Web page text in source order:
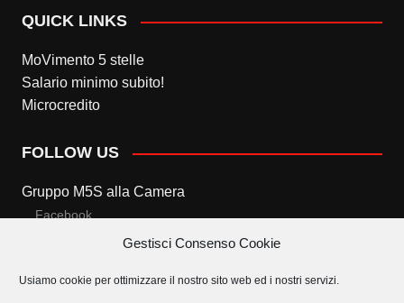
Gestisci Consenso Cookie
Usiamo cookie per ottimizzare il nostro sito web ed i nostri servizi.
QUICK LINKS
MoVimento 5 stelle
Salario minimo subito!
Microcredito
FOLLOW US
Gruppo M5S alla Camera
Facebook